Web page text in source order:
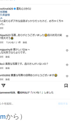
から）